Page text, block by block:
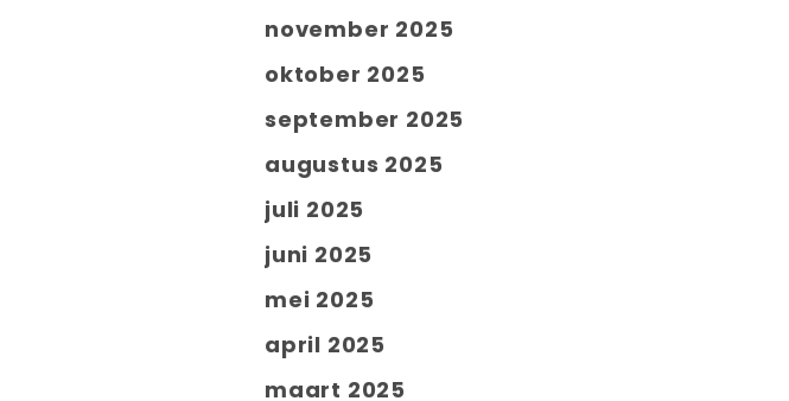
november 2025
oktober 2025
september 2025
augustus 2025
juli 2025
juni 2025
mei 2025
april 2025
maart 2025